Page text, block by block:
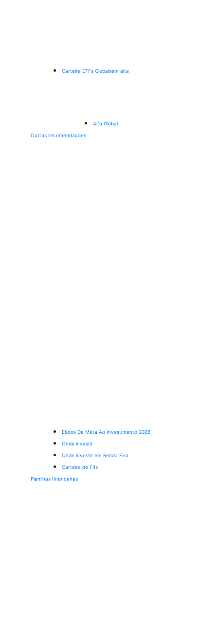
Carteira ETFs Globaisem alta
Alfa Global
Outras recomendações
Ebook Da Meta Ao Investimento 2026
Onde investir
Onde investir em Renda Fixa
Carteira de FIIs
Planilhas financeiras